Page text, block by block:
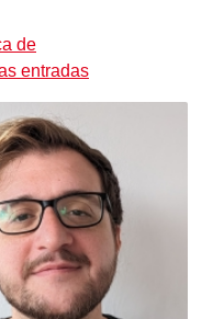
de
entradas